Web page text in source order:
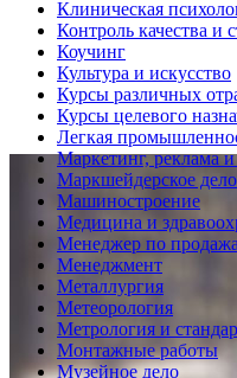
Клиническая
Контроль качества и
Коучинг
Культура и искусство
Курсы различных
Курсы целевого
Легкая
Маркетинг, реклама
Маркшейдерское дело
Машиностроение
Медицина и
Менеджер по
Менеджмент
Металлургия
Метеорология
Метрология и
Монтажные работы
Музейное дело